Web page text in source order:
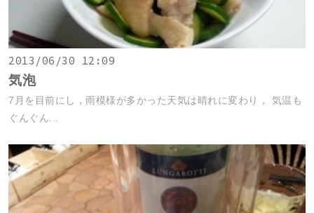
2013/06/30 12:09
気泡
7月を目前にし，雨模様が多かった天気は晴れに変わり， 気温も
ぐんぐん...